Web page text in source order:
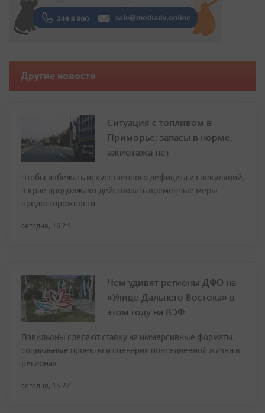
Другие новости
Ситуация с топливом в
Приморье: запасы в норме,
ажиотажа нет
Чтобы избежать искусственного дефицита и спекуляций,
в крае продолжают действовать временные меры
предосторожности
сегодня, 16:24
Чем удивят регионы ДФО на
«Улице Дальнего Востока» в
этом году на ВЭФ
Павильоны сделают ставку на иммерсивные форматы,
социальные проекты и сценарии повседневной жизни в
регионах
сегодня, 15:22